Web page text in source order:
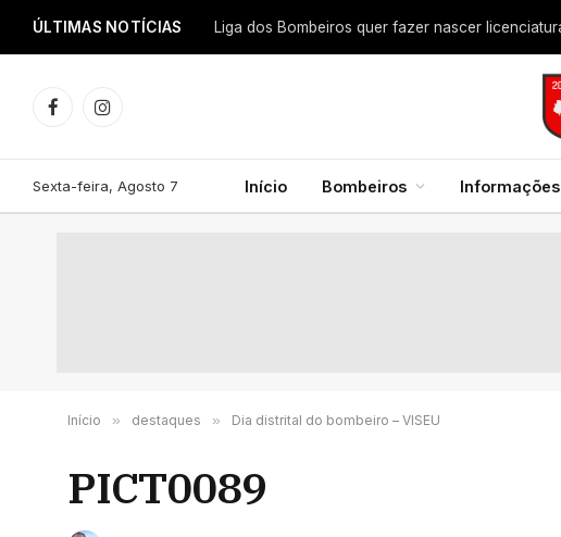
ÚLTIMAS NOTÍCIAS
FacebookInstagram
Sexta-feira, Agosto 7 Início Bombeiros Informações
Início » destaques » Dia distrital do bombeiro – VISEU
PICT0089